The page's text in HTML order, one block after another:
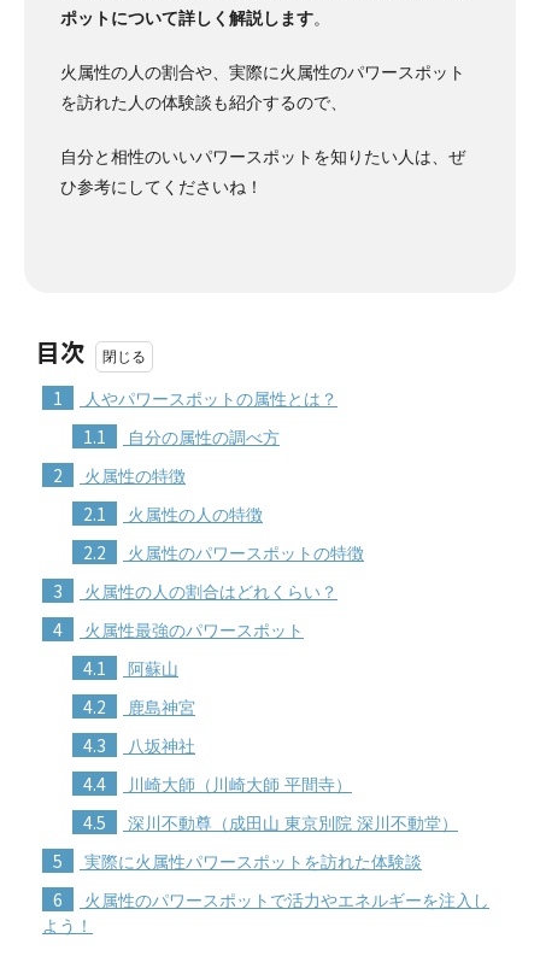
ポットについて詳しく解説します。
火属性の人の割合や、実際に火属性のパワースポット
を訪れた人の体験談も紹介するので、
自分と相性のいいパワースポットを知りたい人は、ぜ
ひ参考にしてくださいね！
目次
1 人やパワースポットの属性とは？
1.1 自分の属性の調べ方
2 火属性の特徴
2.1 火属性の人の特徴
2.2 火属性のパワースポットの特徴
3 火属性の人の割合はどれくらい？
4 火属性最強のパワースポット
4.1 阿蘇山
4.2 鹿島神宮
4.3 八坂神社
4.4 川崎大師（川崎大師 平間寺）
4.5 深川不動尊（成田山 東京別院 深川不動堂）
5 実際に火属性パワースポットを訪れた体験談
6
火属性のパワースポットで活力やエネルギーを注入し
よう！